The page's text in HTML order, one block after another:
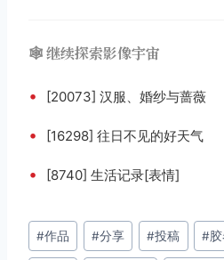
🕸️ 继续探索影像宇宙
• [20073] 汉服、婚纱与蔷薇
• [16298] 往日不见的好天气
• [8740] 生活记录[表情]
文
章
#作品 #分享 #投稿 #